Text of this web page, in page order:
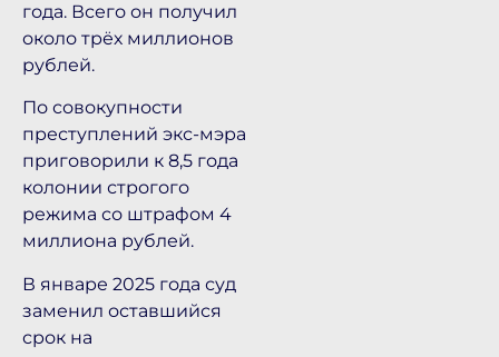
года. Всего он получил
около трёх миллионов
рублей.
По совокупности
преступлений экс-мэра
приговорили к 8,5 года
колонии строгого
режима со штрафом 4
миллиона рублей.
В январе 2025 года суд
заменил оставшийся
срок на